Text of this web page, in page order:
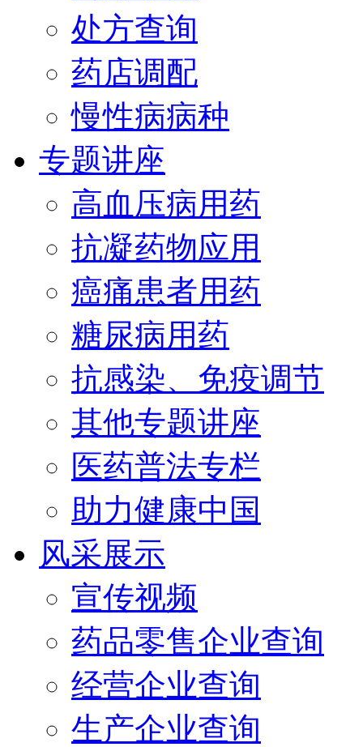
处方查询
药店调配
慢性病病种
专题讲座
高血压病用药
抗凝药物应用
癌痛患者用药
糖尿病用药
抗感染、免疫调节
其他专题讲座
医药普法专栏
助力健康中国
风采展示
宣传视频
药品零售企业查询
经营企业查询
生产企业查询